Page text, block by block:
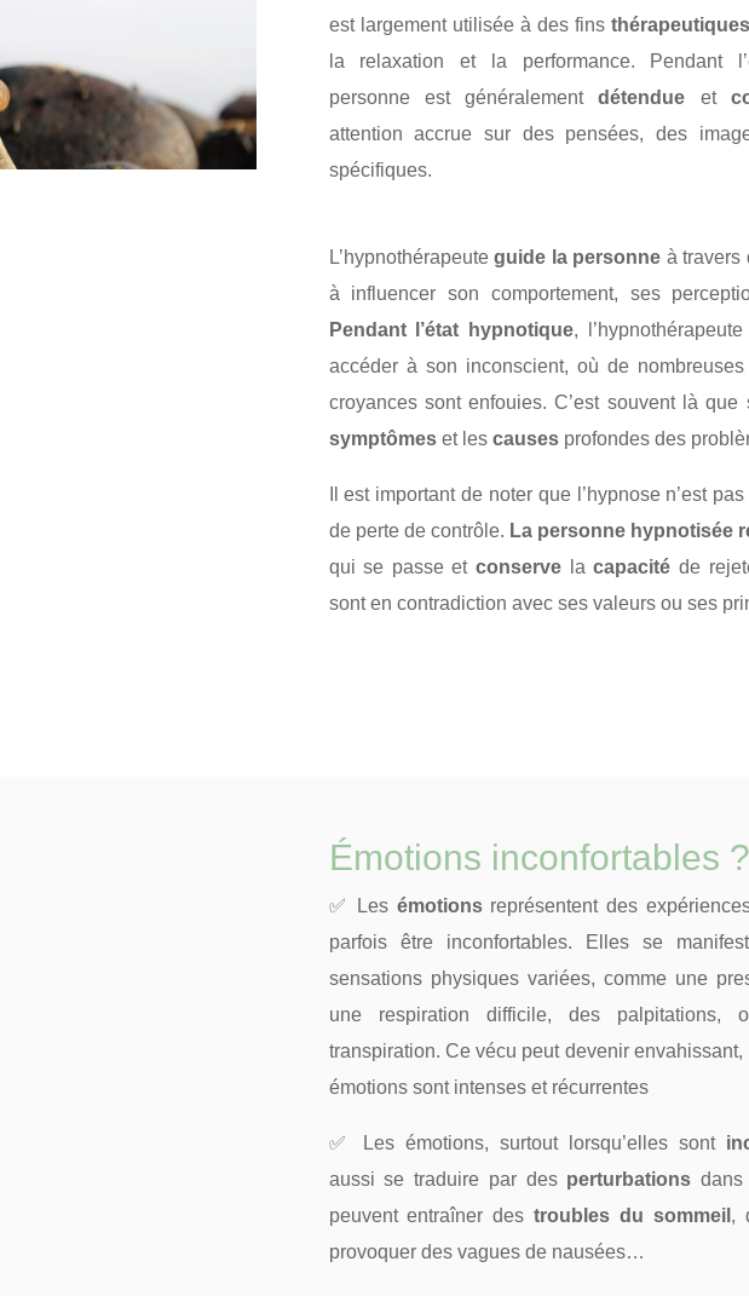
est largement utilisée à des fins thérapeutiques
la relaxation et la performance. Pendant
personne est généralementdétendue et
attention accrue sur des pensées, des
spécifiques.
L’hypnothérapeuteguide la personne à travers
à influencer son comportement, ses
Pendant l’état hypnotique,
accéder à son inconscient, où de
croyances sont enfouies. C’est souvent là que
symptômeset les causesprofondes des
Il est important de noter que l’hypnose n’est
de perte de contrôle. La personne hypnotisée
qui se passe etconserve lacapacitéde
sont en contradiction avec ses valeurs ou ses
Émotions inconfortables ?
✅ Les émotionsreprésentent des
parfois être inconfortables. Elles se
sensations physiques variées, comme une
une respiration difficile, des palpitations,
transpiration. Ce vécu peut devenir
émotions sont intenses et récurrentes
✅ Les émotions, surtout lorsqu’elles sont
aussi se traduire par des perturbations
peuvent entraîner destroubles du sommeil ,
provoquer des vagues de nausées…